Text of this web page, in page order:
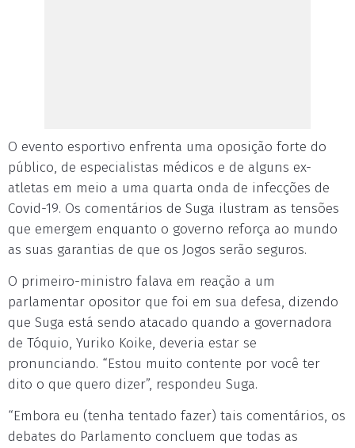
O evento esportivo enfrenta uma oposição forte do
público, de especialistas médicos e de alguns ex-
atletas em meio a uma quarta onda de infecções de
Covid-19. Os comentários de Suga ilustram as tensões
que emergem enquanto o governo reforça ao mundo
as suas garantias de que os Jogos serão seguros.
O primeiro-ministro falava em reação a um
parlamentar opositor que foi em sua defesa, dizendo
que Suga está sendo atacado quando a governadora
de Tóquio, Yuriko Koike, deveria estar se
pronunciando. “Estou muito contente por você ter
dito o que quero dizer”, respondeu Suga.
“Embora eu (tenha tentado fazer) tais comentários, os
debates do Parlamento concluem que todas as